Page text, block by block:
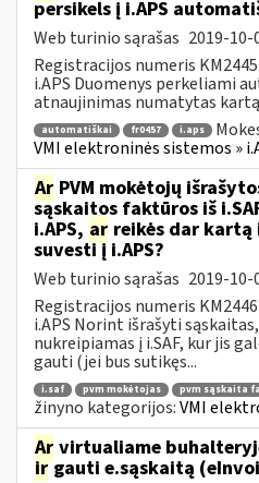
persikels į i.APS
Web turinio sąrašas 2019-10-
Registracijos numeris
i.APS Duomenys perkeliami
atnaujinimas numatytas
automatiškai fr0457 i.aps
VMI elektroninės sistemos »
Ar PVM mokėtojų
sąskaitos faktūros iš
i.APS, ar reikės dar
suvesti į i.APS?
Web turinio sąrašas 2019-10-
Registracijos numeris
i.APS Norint išrašyti
nukreipiamas į i.SAF, kur jis
gauti (jei bus sutikęs...
i.saf pvm mokėtojas pvm sąskaita
žinyno kategorijos:VMI
Ar virtualiame
irgauti e.sąskaitą